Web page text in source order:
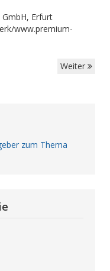
Erfurt
www.premium-
Weiter
zum Thema